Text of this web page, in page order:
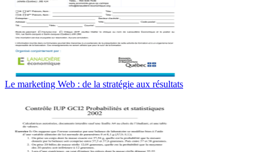
Le marketing Web : de la stratégie aux résultats